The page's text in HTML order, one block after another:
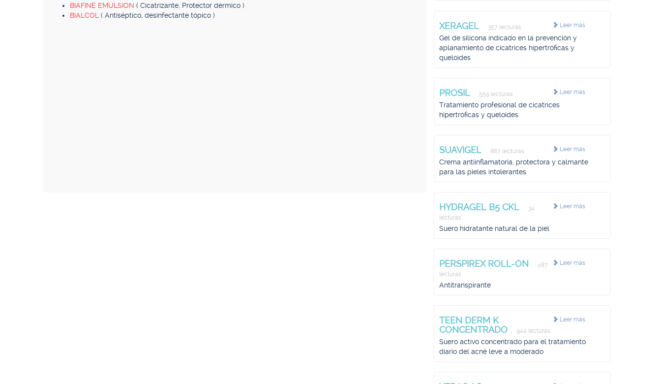
BIAFINE EMULSION ( Cicatrizante, Protector dérmico )
BIALCOL ( Antiséptico, desinfectante tópico )
Leer más
XERAGEL 357 lecturas
Gel de silicona indicado en la prevención y
aplanamiento de cicatrices hipertróficas y
queloides
Leer más
PROSIL 559 lecturas
Tratamiento profesional de cicatrices
hipertróficas y queloides
Leer más
SUAVIGEL 867 lecturas
Crema antiinflamatoria, protectora y calmante
para las pieles intolerantes
Leer más
HYDRAGEL B5 CKL
34
lecturas
Suero hidratante natural de la piel
Leer más
PERSPIREX ROLL-ON
487
lecturas
Antitranspirante
Leer más
TEEN DERM K
CONCENTRADO
944 lecturas
Suero activo concentrado para el tratamiento
diario del acné leve a moderado